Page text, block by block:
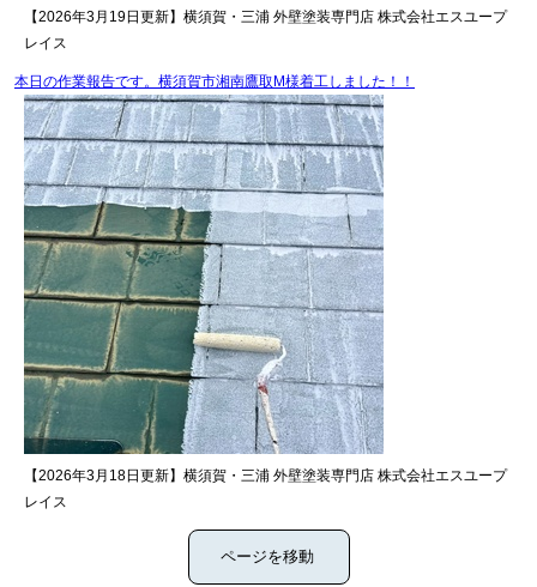
【2026年3月19日更新】横須賀・三浦 外壁塗装専門店 株式会社エスユープ
レイス
本日の作業報告です。横須賀市湘南鷹取M様着工しました！！
【2026年3月18日更新】横須賀・三浦 外壁塗装専門店 株式会社エスユープ
レイス